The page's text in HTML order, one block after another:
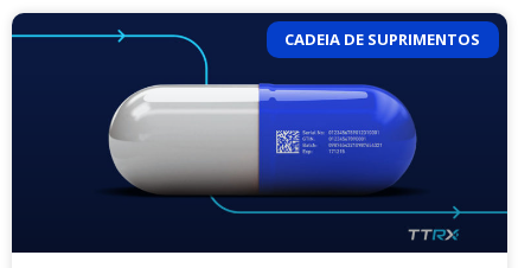
CADEIA DE SUPRIMENTOS